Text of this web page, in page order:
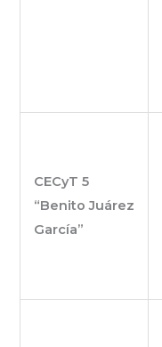
CECyT 5
“Benito Juárez
García”